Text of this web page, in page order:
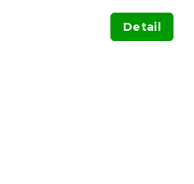
Detail